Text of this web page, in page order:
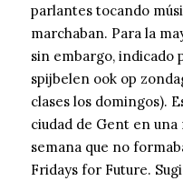
parlantes tocando
marchaban. Para la
sin embargo, indicado
spijbelen ook op
clases los domingos).
ciudad de Gent en
semana que no
Fridays for Future.